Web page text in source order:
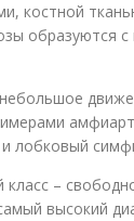
костной
образуются
лобковый
класс –
высокий